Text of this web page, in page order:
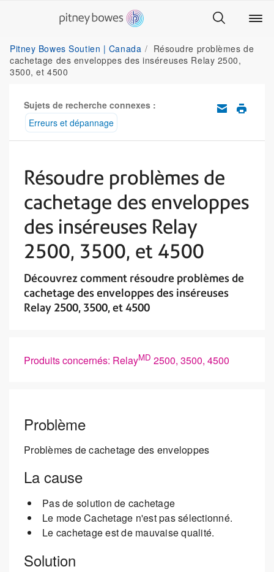
Pitney Bowes Soutien | Canada
Résoudre problèmes de
cachetage des enveloppes des inséreuses Relay 2500,
3500, et 4500
Sujets de recherche connexes :
Erreurs et dépannage
Résoudre problèmes de
cachetage des enveloppes
des inséreuses Relay
2500, 3500, et 4500
Découvrez comment résoudre problèmes de
cachetage des enveloppes des inséreuses
Relay 2500, 3500, et 4500
Produits concernés: RelayMD 2500, 3500, 4500
Problème
Problèmes de cachetage des enveloppes
La cause
Pas de solution de cachetage
Le mode Cachetage n'est pas sélectionné.
Le cachetage est de mauvaise qualité.
Solution